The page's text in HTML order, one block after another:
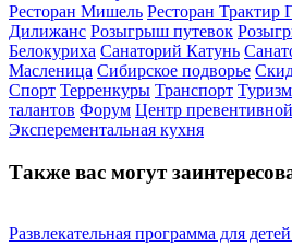
Ресторан Мишель Ресторан Трактир
Дилижанс Розыгрыш путевок
Белокуриха Санаторий Катунь
Масленица Сибирское подворье
Спорт Терренкуры Транспорт Туризм
талантов Форум Центр
Эксперементальная кухня
Также вас могут
Развлекательная программа для